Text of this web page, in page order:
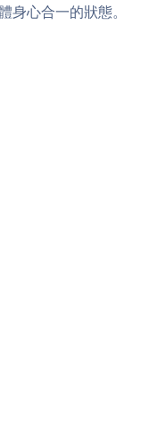
身心合一的狀態。